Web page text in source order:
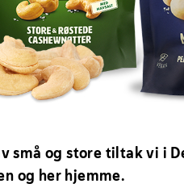
små og store tiltak vi i
og her hjemme.